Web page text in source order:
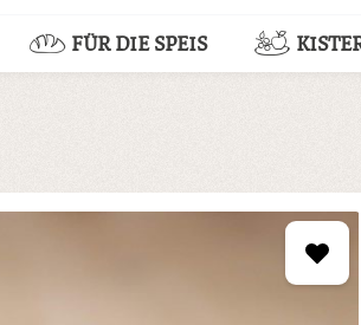
FÜR DIE SPEIS